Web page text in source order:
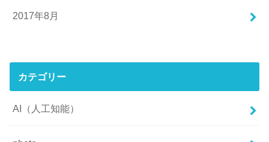
2017年8月
カテゴリー
AI（人工知能）